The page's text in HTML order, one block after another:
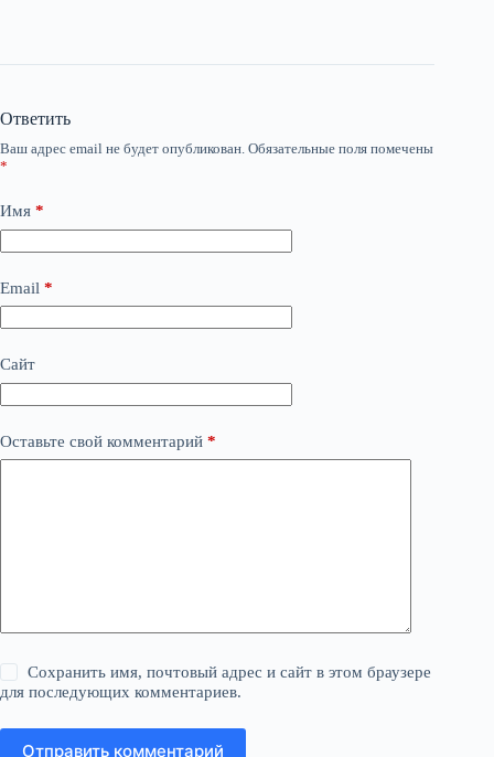
Ответить
Ваш адрес email не будет опубликован. Обязательные поля помечены
*
Имя *
Email *
Сайт
Оставьте свой комментарий *
Сохранить имя, почтовый адрес и сайт в этом браузере
для последующих комментариев.
Отправить комментарий